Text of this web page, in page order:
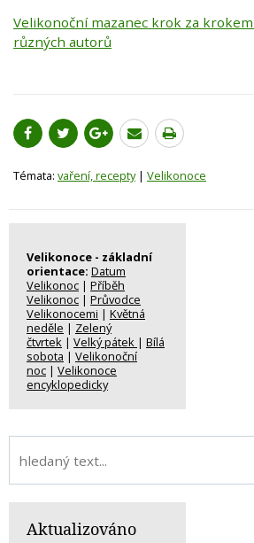
Velikonoční mazanec krok za
různých autorů
Témata: vaření, recepty| Velikonoce
Velikonoce - základní
orientace: Datum
Velikonoc | Příběh
Velikonoc | Průvodce
Velikonocemi | Květná
neděle | Zelený
čtvrtek | Velký pátek | Bílá
sobota | Velikonoční
noc | Velikonoce
encyklopedicky
Aktualizováno